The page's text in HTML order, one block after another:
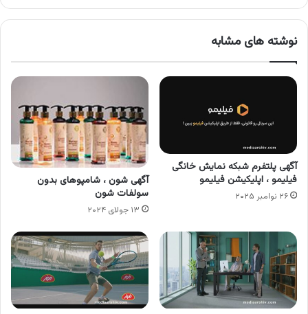
نوشته های مشابه
آگهی پلتفرم شبکه نمایش خانگی
فیلیمو ، اپلیکیشن فیلیمو
۲۶ نوامبر ۲۰۲۵
آگهی شون ، شامپوهای بدون
سولفات شون
۱۳ جولای ۲۰۲۴